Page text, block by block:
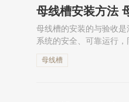
母线槽安装方法
母线槽的安装的与验收
系统的安全、可靠运行
母线槽